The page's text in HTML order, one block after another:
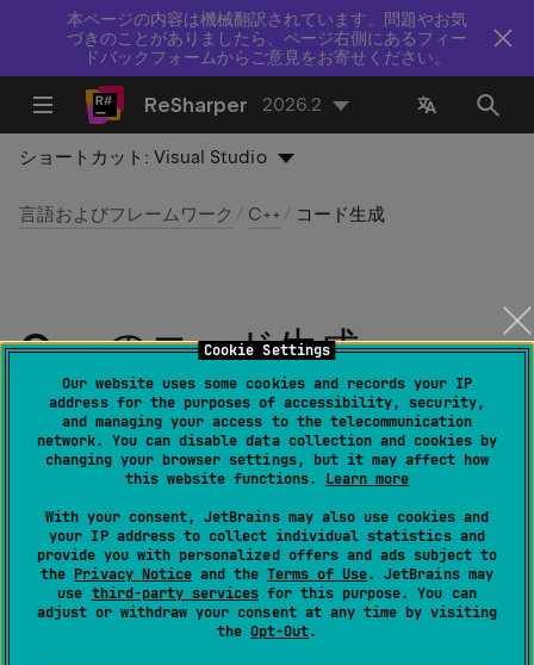
Cookie Settings
Our website uses some cookies and records your IP
address for the purposes of accessibility, security,
and managing your access to the telecommunication
network. You can disable data collection and cookies by
changing your browser settings, but it may affect how
this website functions. Learn more
With your consent, JetBrains may also use cookies and
your IP address to collect individual statistics and
provide you with personalized offers and ads subject to
the Privacy Noticeand the Terms of Use. JetBrains may
use third-party servicesfor this purpose. You can
adjust or withdraw your consent at any time by visiting
the Opt-Out.
本ページの内容は機械翻訳されています。問題やお気
づきのことがありましたら、ページ右側にあるフィー
ドバックフォームからご意見をお寄せください。
ReSharper 2026.2
ショートカット:Visual Studio
言語およびフレームワーク C++ コード生成
C++ のコード生成
最終更新日： 2026 年 7 月 16 日
ReSharper は、ボイラープレートコードを生成するさま
ンボルを使用し、これらのシンボルを用途に基づいて自
動的に生成したり、型メンバーを生成したりすることが
できます。